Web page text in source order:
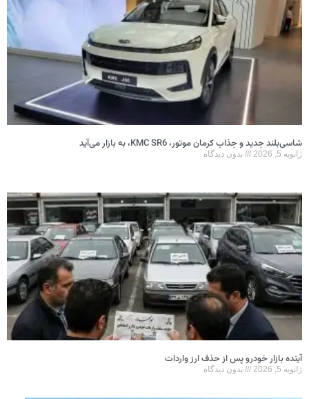
شاسی‌بلند جدید و جذاب کرمان موتور، KMC SR6، به بازار می‌آید
ژانویه 5, 2026 بدون دیدگاه
آینده بازار خودرو پس از حذف ارز واردات
ژانویه 5, 2026 بدون دیدگاه